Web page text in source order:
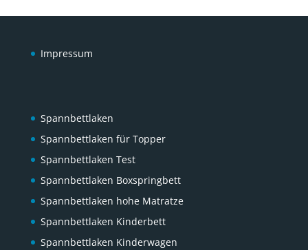
Impressum
Spannbettlaken
Spannbettlaken für Topper
Spannbettlaken Test
Spannbettlaken Boxspringbett
Spannbettlaken hohe Matratze
Spannbettlaken Kinderbett
Spannbettlaken Kinderwagen